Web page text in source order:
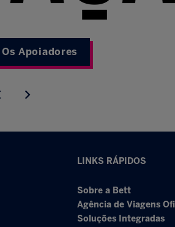
Apoiadores
LINKS RÁPIDOS
Sobre a Bett
Agência de Viagens
Soluções Integradas